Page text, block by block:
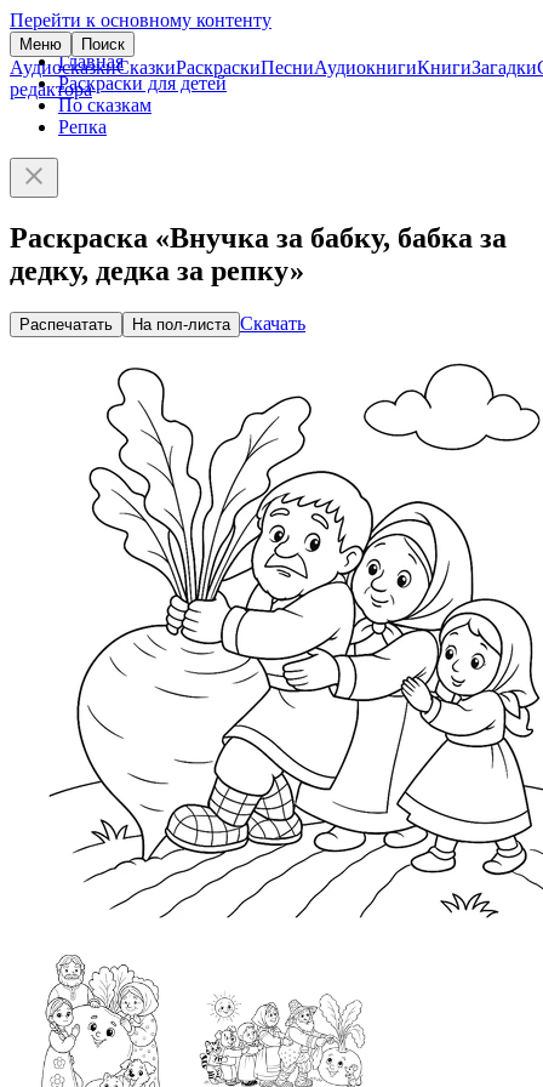
Перейти к основному контенту
Меню Поиск
АудиосказкиСказкиРаскраскиПесниАудиокнигиКнигиЗагадки
редактора
Главная
Раскраски для детей
По сказкам
Репка
Раскраска «Внучка за бабку, бабка за
дедку, дедка за репку»
Распечатать На пол-листа Скачать